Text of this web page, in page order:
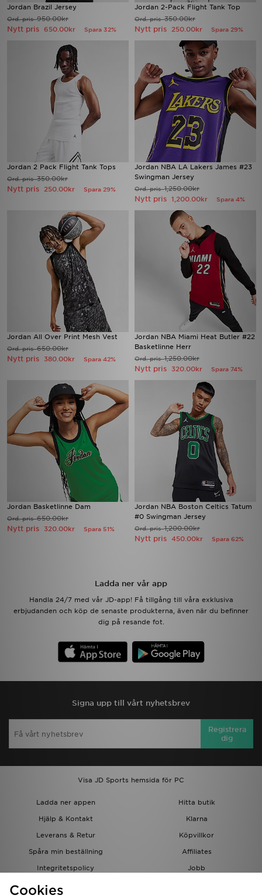
Jordan Brazil Jersey
Ord. pris950.00kr
Nytt pris 650.00kr Spara 32%
Jordan 2-Pack Flight Tank Top
Ord. pris350.00kr
Nytt pris 250.00kr Spara 29%
Jordan 2 Pack Flight Tank Tops
Ord. pris350.00kr
Nytt pris 250.00kr Spara 29%
Jordan NBA LA Lakers James #23
Swingman Jersey
Ord. pris1,250.00kr
Nytt pris 1,200.00kr Spara 4%
Jordan All Over Print Mesh Vest
Ord. pris650.00kr
Nytt pris 380.00kr Spara 42%
Jordan NBA Miami Heat Butler #22
Basketlinne Herr
Ord. pris1,250.00kr
Nytt pris 320.00kr Spara 74%
Jordan Basketlinne Dam
Ord. pris650.00kr
Nytt pris 320.00kr Spara 51%
Jordan NBA Boston Celtics Tatum
#0 Swingman Jersey
Ord. pris1,200.00kr
Nytt pris 450.00kr Spara 62%
Ladda ner vår app
Handla 24/7 med vår JD-app! Få tillgång till våra exklusiva
erbjudanden och köp de senaste produkterna, även när du befinner
dig på resande fot.
Signa upp till vårt nyhetsbrev
Registrera
dig
Visa JD Sports hemsida för PC
Ladda ner appen
Hitta butik
Hjälp & Kontakt
Klarna
Leverans & Retur
Köpvillkor
Spåra min beställning
Affiliates
Integritetspolicy
Jobb
JD-bloggen
Cookies